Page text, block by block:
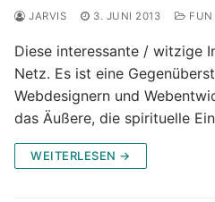
JARVIS 3. JUNI 2013 FUN
Diese interessante / witzige
Netz. Es ist eine
Webdesignern und
das Äußere, die spirituelle
WEITERLESEN →